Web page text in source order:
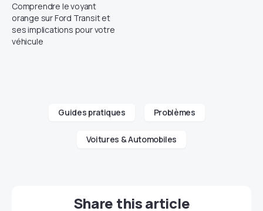
Comprendre le voyant
orange sur Ford Transit et
ses implications pour votre
véhicule
Guides pratiques Problèmes
Voitures & Automobiles
Share this article